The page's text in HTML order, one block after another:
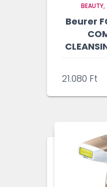
BEAUTY
Beurer
21.080 Ft